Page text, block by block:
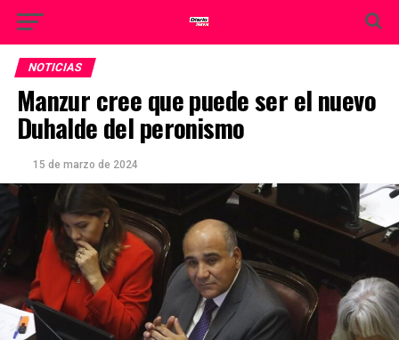
NOTICIAS
Manzur cree que puede ser el nuevo
Duhalde del peronismo
15 de marzo de 2024